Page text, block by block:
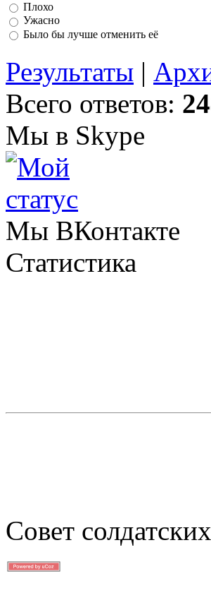
Плохо
Ужасно
Было бы лучше отменить её
Результаты |
Всего ответов:
Мы в Skype
Мы ВКонтакте
Статистика
Совет